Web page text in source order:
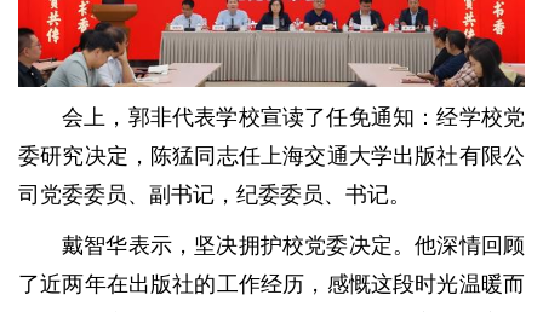
会上，郭非代表学校宣读了任免通知：经学校党
委研究决定，陈猛同志任上海交通大学出版社有限公
司党委委员、副书记，纪委委员、书记。
戴智华表示，坚决拥护校党委决定。他深情回顾
了近两年在出版社的工作经历，感慨这段时光温暖而